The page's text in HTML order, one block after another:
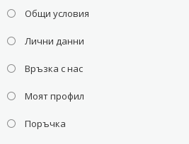
Общи условия
Лични данни
Връзка с нас
Моят профил
Поръчка